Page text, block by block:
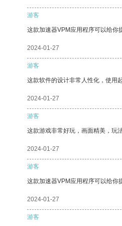
游客
这款加速器VPM应用程序可以给你
2024-01-27
游客
这款软件的设计非常人性化，使用
2024-01-27
游客
这款游戏非常好玩，画面精美，玩
2024-01-27
游客
这款加速器VPM应用程序可以给你
2024-01-27
游客